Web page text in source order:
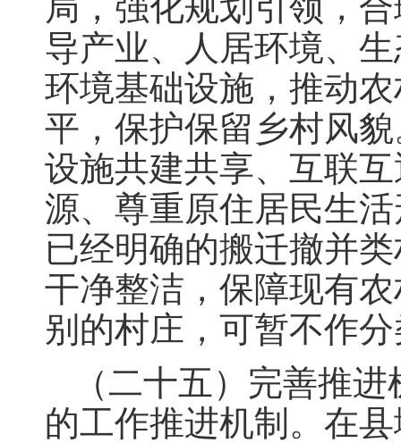
导产业、人居环境、
环境基础设施，推动
平，保护保留乡村风
设施共建共享、互联
源、尊重原住居民生
已经明确的搬迁撤并
干净整洁，保障现有
别的村庄，可暂不作
（二十五）完善推
的工作推进机制。在